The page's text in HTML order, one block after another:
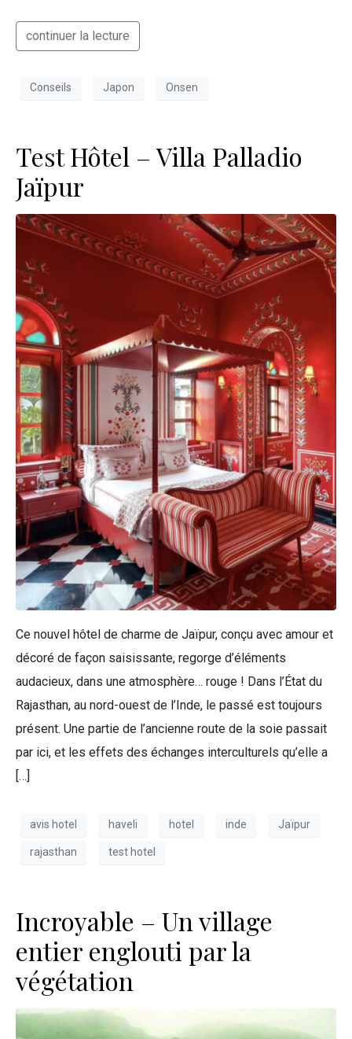
continuer la lecture
Conseils Japon Onsen
Test Hôtel – Villa Palladio
Jaïpur
Ce nouvel hôtel de charme de Jaïpur, conçu avec amour et
décoré de façon saisissante, regorge d’éléments
audacieux, dans une atmosphère… rouge ! Dans l’État du
Rajasthan, au nord-ouest de l’Inde, le passé est toujours
présent. Une partie de l’ancienne route de la soie passait
par ici, et les effets des échanges interculturels qu’elle a
[…]
avis hotel haveli hotel inde Jaïpur
rajasthan test hotel
Incroyable – Un village
entier englouti par la
végétation